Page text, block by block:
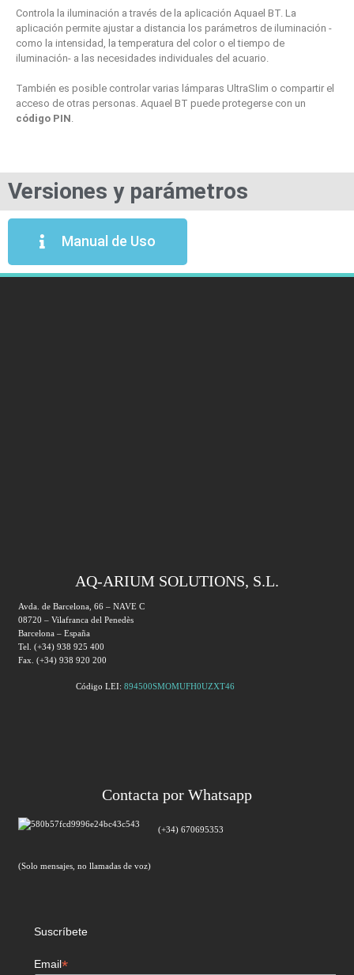
Controla la iluminación a través de la aplicación Aquael BT. La
aplicación permite ajustar a distancia los parámetros de iluminación -
como la intensidad, la temperatura del color o el tiempo de
iluminación- a las necesidades individuales del acuario.
También es posible controlar varias lámparas UltraSlim o compartir el
acceso de otras personas. Aquael BT puede protegerse con un
código PIN.
Versiones y parámetros
Manual de Uso
AQ-ARIUM SOLUTIONS, S.L.
Avda. de Barcelona, 66 – NAVE C
08720 – Vilafranca del Penedès
Barcelona – España
Tel. (+34) 938 925 400
Fax. (+34) 938 920 200
Código LEI: 894500SMOMUFH0UZXT46
Contacta por Whatsapp
(+34) 670695353
(Solo mensajes, no llamadas de voz)
Suscríbete
Email*